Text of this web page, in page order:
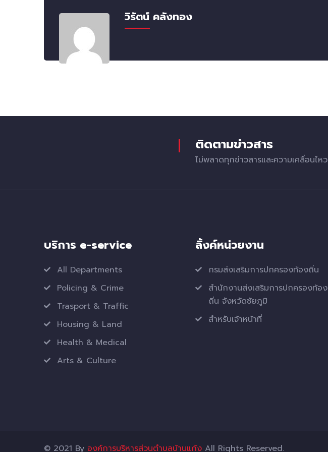
วิรัตน์ คลังทอง
ติดตามข่าวสาร
ไม่พลาดทุกข่าวสารและความเคลื่อนไหว
บริการ e-service
All Departments
Policing & Crime
Trasport & Traffic
Housing & Land
Health & Medical
Arts & Culture
ลิ้งค์หน่วยงาน
กรมส่งเสริมการปกครองท้องถิ่น
สำนักงานส่งเสริมการปกครองท้อง
ถิ่น จังหวัดชัยภูมิ
สำหรับเจ้าหน้าที่
© 2021 By องค์การบริหารส่วนตำบลบ้านแก้ง All Rights Reserved.